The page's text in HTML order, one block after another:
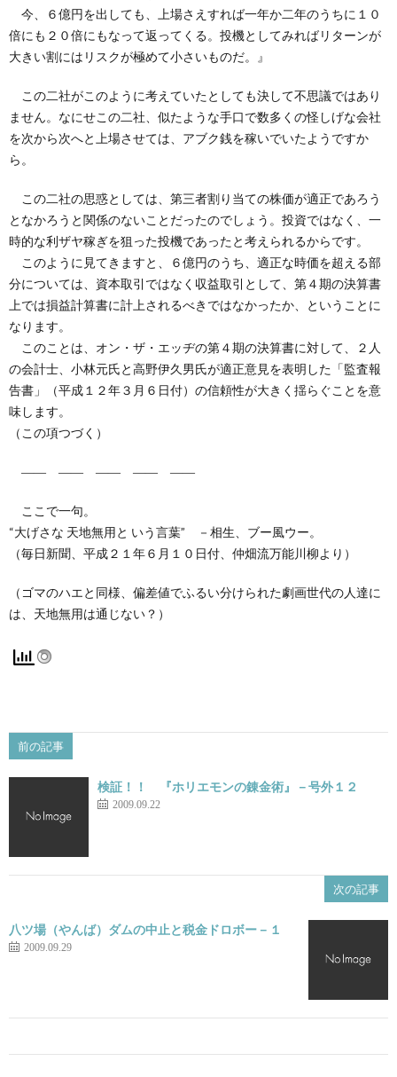
今、６億円を出しても、上場さえすれば一年か二年のうちに１０
倍にも２０倍にもなって返ってくる。投機としてみればリターンが
大きい割にはリスクが極めて小さいものだ。』
この二社がこのように考えていたとしても決して不思議ではあり
ません。なにせこの二社、似たような手口で数多くの怪しげな会社
を次から次へと上場させては、アブク銭を稼いでいたようですか
ら。
この二社の思惑としては、第三者割り当ての株価が適正であろう
となかろうと関係のないことだったのでしょう。投資ではなく、一
時的な利ザヤ稼ぎを狙った投機であったと考えられるからです。
このように見てきますと、６億円のうち、適正な時価を超える部
分については、資本取引ではなく収益取引として、第４期の決算書
上では損益計算書に計上されるべきではなかったか、ということに
なります。
このことは、オン・ザ・エッヂの第４期の決算書に対して、２人
の会計士、小林元氏と高野伊久男氏が適正意見を表明した「監査報
告書」（平成１２年３月６日付）の信頼性が大きく揺らぐことを意
味します。
（この項つづく）
―― ―― ―― ―― ――
ここで一句。
“大げさな 天地無用と いう言葉” －相生、ブー風ウー。
（毎日新聞、平成２１年６月１０日付、仲畑流万能川柳より）
（ゴマのハエと同様、偏差値でふるい分けられた劇画世代の人達に
は、天地無用は通じない？）
前の記事
検証！！ 『ホリエモンの錬金術』－号外１２
2009.09.22
次の記事
八ツ場（やんば）ダムの中止と税金ドロボー－１
2009.09.29